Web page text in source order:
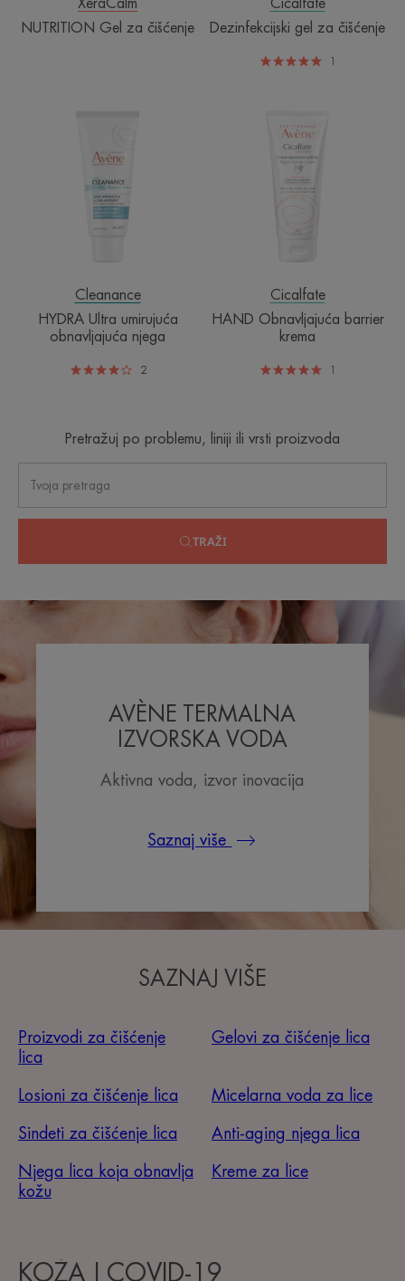
XeraCalm
NUTRITION Gel za čišćenje
Cicalfate
Dezinfekcijski gel za čišćenje
1
umirujuća
obnavljajuća
njega
Cleanance
HYDRA Ultra umirujuća
obnavljajuća njega
2
Obnavljajuća
barrier
krema
Cicalfate
HAND Obnavljajuća barrier
krema
1
Pretražuj po problemu, liniji ili vrsti proizvoda
TRAŽI
AVÈNE TERMALNA
IZVORSKA VODA
Aktivna voda, izvor inovacija
Saznaj više
SAZNAJ VIŠE
Proizvodi za čišćenje
lica
Gelovi za čišćenje lica
Losioni za čišćenje lica Micelarna voda za lice
Sindeti za čišćenje lica Anti-aging njega lica
Njega lica koja obnavlja
kožu
Kreme za lice
KOŽA I COVID-19